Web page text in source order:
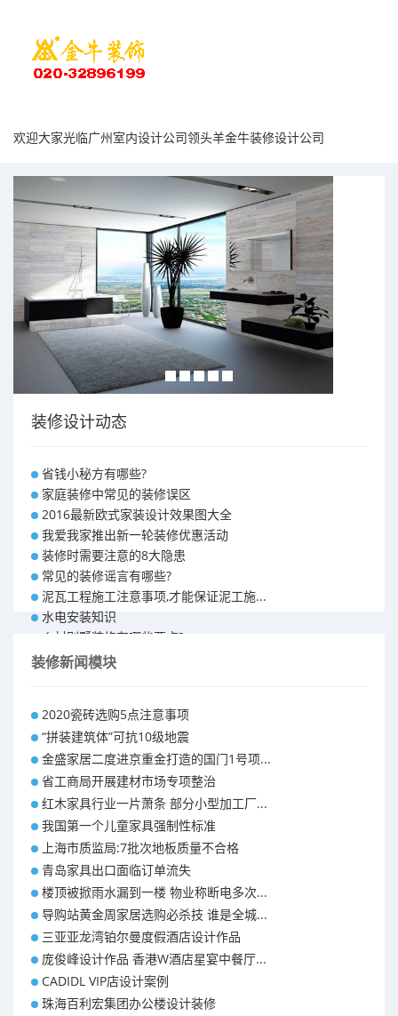
欢迎大家光临广州室内设计公司领头羊金牛装修设计公司
装修设计动态
省钱小秘方有哪些?
家庭装修中常见的装修误区
2016最新欧式家装设计效果图大全
我爱我家推出新一轮装修优惠活动
装修时需要注意的8大隐患
常见的装修谣言有哪些?
泥瓦工程施工注意事项,才能保证泥工施...
水电安装知识
乡村别墅装修有哪些要点?
别墅怎样装修之装修技巧
昆明110平米装修预算 装修报价清单
昆明100平米装修多少钱
装修新闻模块
2020瓷砖选购5点注意事项
“拼装建筑体”可抗10级地震
金盛家居二度进京重金打造的国门1号项...
省工商局开展建材市场专项整治
红木家具行业一片萧条 部分小型加工厂...
我国第一个儿童家具强制性标准
上海市质监局:7批次地板质量不合格
青岛家具出口面临订单流失
楼顶被掀雨水漏到一楼 物业称断电多次...
导购站黄金周家居选购必杀技 谁是全城...
三亚亚龙湾铂尔曼度假酒店设计作品
庞俊峰设计作品 香港W酒店星宴中餐厅...
CADIDL VIP店设计案例
珠海百利宏集团办公楼设计装修